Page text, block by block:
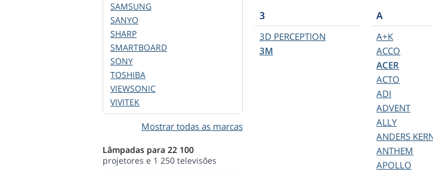
3
3D PERCEPTION
3M
A
A+K
ACCO
ACER
ACTO
ADI
ADVENT
ALLY
ANDERS
ANTHEM
APOLLO
SAMSUNG
SANYO
SHARP
SMARTBOARD
SONY
TOSHIBA
VIEWSONIC
VIVITEK
Mostrar todas as marcas
Lâmpadas para 22 100
projetores e 1 250 televisões